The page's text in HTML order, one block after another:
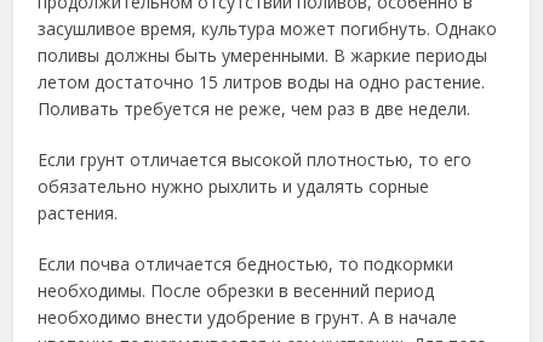
засушливое время, культура может погибнуть. Однако
поливы должны быть умеренными. В жаркие периоды
летом достаточно 15 литров воды на одно растение.
Поливать требуется не реже, чем раз в две недели.
Если грунт отличается высокой плотностью, то его
обязательно нужно рыхлить и удалять сорные
растения.
Если почва отличается бедностью, то подкормки
необходимы. После обрезки в весенний период
необходимо внести удобрение в грунт. А в начале